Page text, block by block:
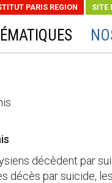
PARIS REGION SITE
décèdent par
décès par suicide,